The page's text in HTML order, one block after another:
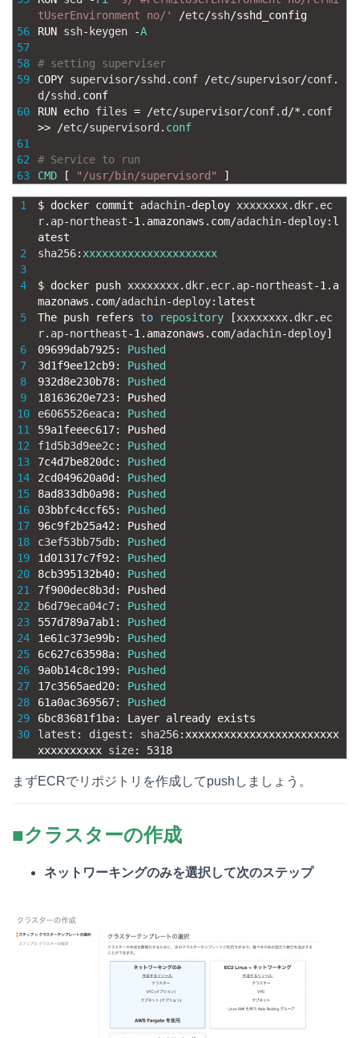
56
57
58
59
60
61
62
63
tUserEnvironment no/'
/etc/ssh/sshd_config
RUN ssh- keygen -A
# setting superviser
COPY supervisor/sshd . conf /etc/supervisor/conf.
d/sshd . conf
RUN echo files = /etc/supervisor/conf. d/* . conf
>> /etc/supervisord . conf
# Service to run
CMD
[ "/usr/bin/supervisord" ]
1
2
3
4
5
6
7
8
9
10
11
12
13
14
15
16
17
18
19
20
21
22
23
24
25
26
27
28
29
30
$ docker commit adachin-deploy xxxxxxxx. dkr. ec
r. ap-northeast-1.amazonaws.com/adachin-deploy: l
atest
sha256:xxxxxxxxxxxxxxxxxxxxx
$ docker push xxxxxxxx. dkr. ecr. ap-northeast-1.a
mazonaws.com/adachin-deploy: latest
The push refers to repository [xxxxxxxx. dkr. ec
r. ap-northeast-1.amazonaws.com/adachin-deploy]
09699dab7925:
Pushed
3d1f9ee12cb9:
Pushed
932d8e230b78:
Pushed
18163620e723:
Pushed
e6065526eaca:
Pushed
59a1feeec617:
Pushed
f1d5b3d9ee2c:
Pushed
7c4d7be820dc:
Pushed
2cd049620a0d :
Pushed
8ad833db0a98:
Pushed
03bbfc4ccf65:
Pushed
96c9f2b25a42:
Pushed
c3ef53bb75db:
Pushed
1d01317c7f92:
Pushed
8cb395132b40:
Pushed
7f900dec8b3d :
Pushed
b6d79eca04c7:
Pushed
557d789a7ab1:
Pushed
1e61c373e99b:
Pushed
6c627c63598a:
Pushed
9a0b14c8c199:
Pushed
17c3565aed20:
Pushed
61a0ac369567:
Pushed
6bc83681f1ba: Layer already exists
latest : digest : sha256:xxxxxxxxxxxxxxxxxxxxxxxx
xxxxxxxxxx size: 5318
まずECRでリポジトリを作成してpushしましょう。
■クラスターの作成
ネットワーキングのみを選択して次のステップ